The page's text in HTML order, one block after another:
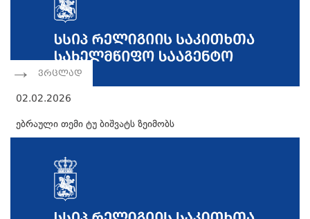
ვრცლად
02.02.2026
ებრაული თემი ტუ ბიშვატს ზეიმობს